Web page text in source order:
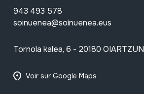
943 493 578
soinuenea@soinuenea.eus
Tornola kalea, 6 - 20180 OIARTZUN
Voir sur Google Maps